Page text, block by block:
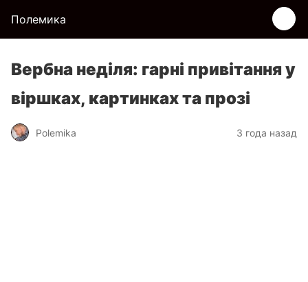
Полемика
Вербна неділя: гарні привітання у
віршках, картинках та прозі
Polemika 3 года назад